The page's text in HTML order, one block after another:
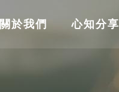
關於我們 心知分享